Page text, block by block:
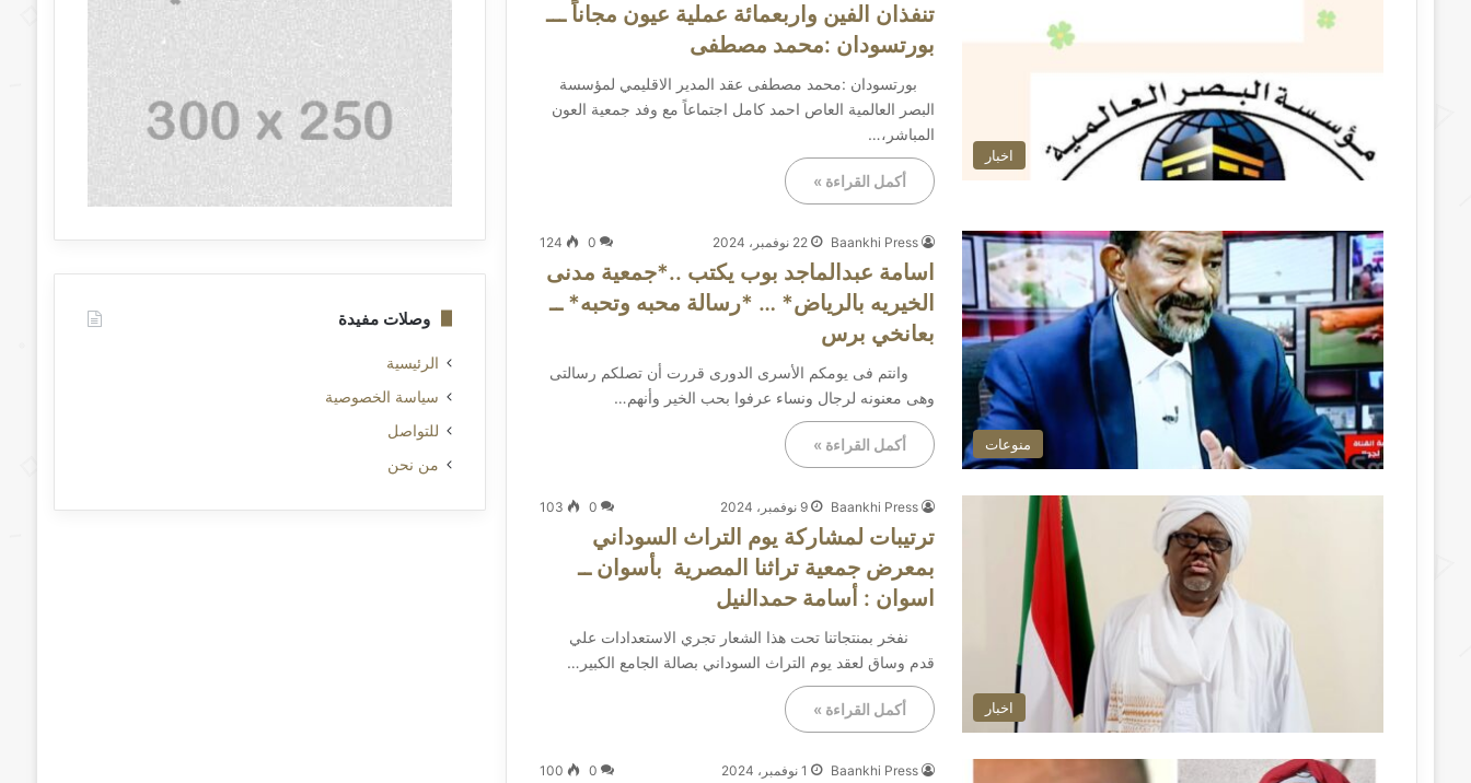
اخبار
تنفذان الفين واربعمائة عملية عيون مجاناً ـــ
بورتسودان :محمد مصطفى
بورتسودان :محمد مصطفى عقد المدير الاقليمي لمؤسسة
البصر العالمية العاص احمد كامل اجتماعاً مع وفد جمعية العون
المباشر،…
أكمل القراءة »
منوعات
Baankhi Press 22 نوفمبر، 2024 0
124
اسامة عبدالماجد بوب يكتب ..*جمعية مدنى
الخيريه بالرياض* … *رسالة محبه وتحبه* ــ
بعانخي برس
وانتم فى يومكم الأسرى الدورى قررت أن تصلكم رسالتى
وهى معنونه لرجال ونساء عرفوا بحب الخير وأنهم…
أكمل القراءة »
اخبار
Baankhi Press 9 نوفمبر، 2024 0
103
ترتيبات لمشاركة يوم التراث السوداني
بمعرض جمعية تراثنا المصرية بأسوان ــ
اسوان : أسامة حمدالنيل
نفخر بمنتجاتنا تحت هذا الشعار تجري الاستعدادات علي
قدم وساق لعقد يوم التراث السوداني بصالة الجامع الكبير…
أكمل القراءة »
Baankhi Press 1 نوفمبر، 2024 0
100
وصلات مفيدة
الرئيسية
سياسة الخصوصية
للتواصل
من نحن